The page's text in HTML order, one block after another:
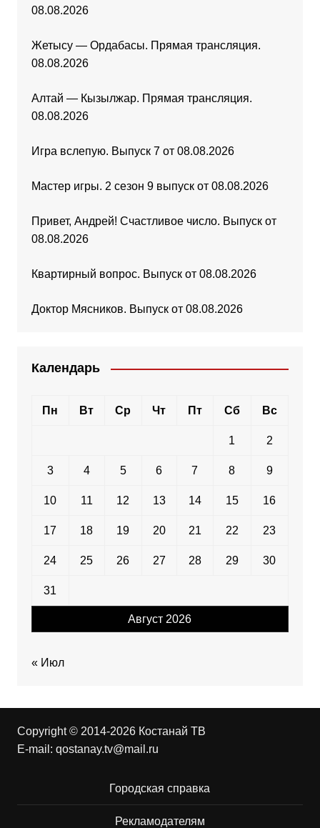
08.08.2026
Жетысу — Ордабасы. Прямая трансляция.
08.08.2026
Алтай — Кызылжар. Прямая трансляция.
08.08.2026
Игра вслепую. Выпуск 7 от 08.08.2026
Мастер игры. 2 сезон 9 выпуск от 08.08.2026
Привет, Андрей! Счастливое число. Выпуск от
08.08.2026
Квартирный вопрос. Выпуск от 08.08.2026
Доктор Мясников. Выпуск от 08.08.2026
Календарь
Август 2026
Пн Вт Ср Чт Пт Сб Вс
1 2
3 4 5 6 7 8 9
10 11 12 13 14 15 16
17 18 19 20 21 22 23
24 25 26 27 28 29 30
31
« Июл
Copyright © 2014-2026 Костанай ТВ
E-mail: qostanay.tv@mail.ru
Городская справка
Рекламодателям